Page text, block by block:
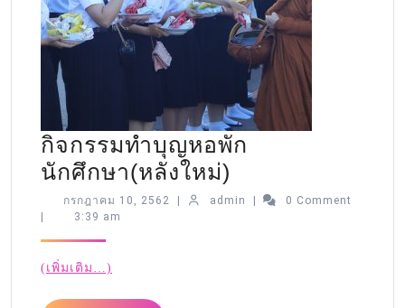
กิจกรรมทำบุญหอพัก
นักศึกษา(หลังใหม่)
กรกฎาคม 10, 2562 admin
0 Comment
3:39 am
(เพิ่มเติม…)